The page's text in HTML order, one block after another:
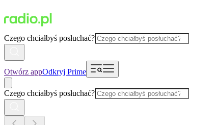
Czego chciałbyś posłuchać?
Otwórz appOdkryj Prime
Czego chciałbyś posłuchać?